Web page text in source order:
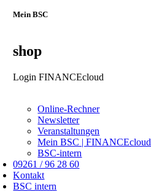
Mein BSC
shop
Login FINANCEcloud
Online-Rechner
Newsletter
Veranstaltungen
Mein BSC | FINANCEcloud
BSC-intern
09261 / 96 28 60
Kontakt
BSC intern